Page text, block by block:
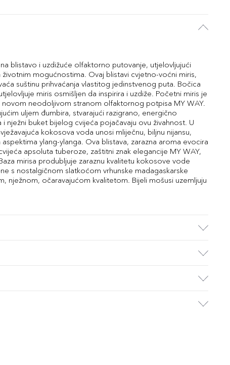
na blistavo i uzdižuće olfaktorno putovanje, utjelovljujući
mogućnostima. Ovaj blistavi cvjetno-voćni miris,
suštinu prihvaćanja vlastitog jedinstvenog puta. Bočica
miris osmišljen da inspirira i uzdiže. Početni miris je
neodoljivom stranom olfaktornog potpisa MY WAY.
uljem đumbira, stvarajući razigrano, energično
nježni buket bijelog cvijeća pojačavaju ovu živahnost. U
kokosova voda unosi mliječnu, biljnu nijansu,
ylang-ylanga. Ova blistava, zarazna aroma evocira
apsoluta tuberoze, zaštitni znak elegancije MY WAY,
mirisa produbljuje zaraznu kvalitetu kokosove vode
s nostalgičnom slatkoćom vrhunske madagaskarske
nježnom, očaravajućom kvalitetom. Bijeli mošusi uzemljuju